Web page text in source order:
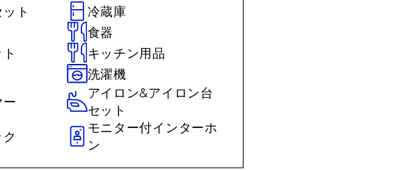
ト
冷蔵庫
食器
キッチン用品
洗濯機
アイロン&アイロン台
セット
モニター付インターホ
ン